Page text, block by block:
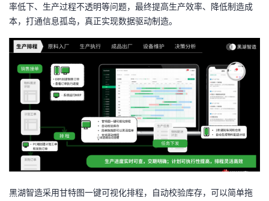
率低下、生产过程不透明等问题，最终提高生产效率、降低制造成
本，打通信息孤岛，真正实现数据驱动制造。
黑湖智造采用甘特图一键可视化排程，自动校验库存，可以简单拖